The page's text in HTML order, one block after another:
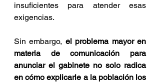
insuficientes para atender esas
exigencias.
Sin embargo, el problema mayor en
materia de comunicación para
anunciar el gabinete no solo radica
en cómo explicarle a la población los